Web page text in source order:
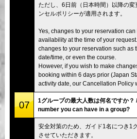
ただし、6日前（日本時間）以降の変
ンセルポリシーが適用されます。
Yes, changes to your reservation
availability at the time of your
changes to your reservation such as
date/time, or even the course.
However, if you wish to make
booking within 6 days prior (Japan
activity date, our Cancellation Policy
07
1グループの最大人数は何名ですか
number you can have in a group?
安全対策のため、ガイド1名につき1
させていただきます。